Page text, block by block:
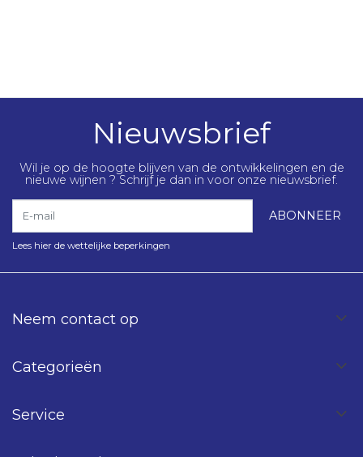
Nieuwsbrief
Wil je op de hoogte blijven van de ontwikkelingen en de
nieuwe wijnen ? Schrijf je dan in voor onze nieuwsbrief.
ABONNEER
Lees hier de wettelijke beperkingen
Neem contact op
Categorieën
Service